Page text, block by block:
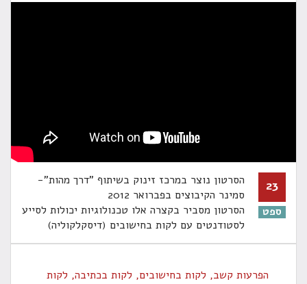
23
ספט
הסרטון נוצר במרכז זינוק בשיתוף "דרך מהות"-
סמינר הקיבוצים בפברואר 2012
הסרטון מסביר בקצרה אלו טכנולוגיות יכולות לסייע
לסטודנטים עם לקות בחישובים (דיסקלקוליה)
הפרעות קשב, לקות בחישובים, לקות בכתיבה, לקות